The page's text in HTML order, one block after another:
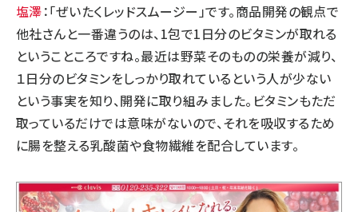
塩澤：「ぜいたくレッドスムージー」です。商品開発の観点で
他社さんと一番違うのは、1包で1日分のビタミンが取れる
ということころですね。最近は野菜そのものの栄養が減り、
１日分のビタミンをしっかり取れているという人が少ない
という事実を知り、開発に取り組みました。ビタミンもただ
取っているだけでは意味がないので、それを吸収するため
に腸を整える乳酸菌や食物繊維を配合しています。